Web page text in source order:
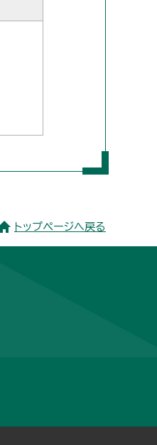
トップページへ戻る